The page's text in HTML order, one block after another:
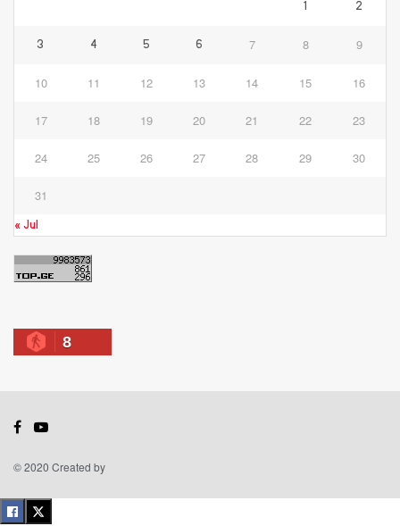
1 2
3 4 5 6 7 8 9
10 11 12 13 14 15 16
17 18 19 20 21 22 23
24 25 26 27 28 29 30
31
« Jul
8
© 2020 Created by